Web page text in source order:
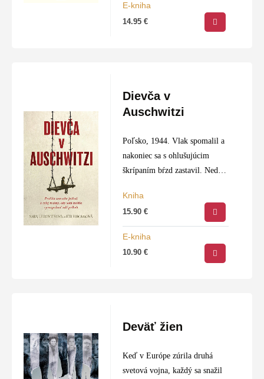
príbehy o radosti, múdrosti a…
E-kniha
14.95€
Dievča v
Auschwitzi
Poľsko, 1944. Vlak spomalil a
nakoniec sa s ohlušujúcim
škrípaním bŕzd zastavil. Nedá
cesta, ale v tomto vagóne nik
nezahynul. Na jej konci
všetkých…
Kniha
15.90€
E-kniha
10.90€
Deväť žien
Keď v Európe zúrila druhá
svetová vojna, každý sa snažil